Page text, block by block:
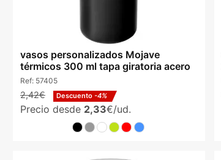
vasos personalizados Mojave
térmicos 300 ml tapa giratoria acero
Ref: 57405
2,42€ Descuento -4%
Precio desde 2,33€/ud.